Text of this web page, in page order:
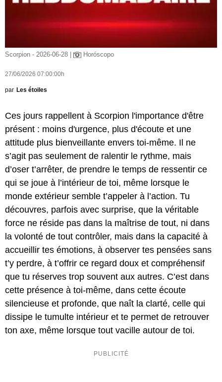
Scorpion - 2026-06-28 | Horóscopo
27/06/2026 07:00:00h
par Les étoiles
Ces jours rappellent à Scorpion l'importance d'être
présent : moins d'urgence, plus d'écoute et une
attitude plus bienveillante envers toi-même. Il ne
s’agit pas seulement de ralentir le rythme, mais
d’oser t’arrêter, de prendre le temps de ressentir ce
qui se joue à l’intérieur de toi, même lorsque le
monde extérieur semble t’appeler à l’action. Tu
découvres, parfois avec surprise, que la véritable
force ne réside pas dans la maîtrise de tout, ni dans
la volonté de tout contrôler, mais dans la capacité à
accueillir tes émotions, à observer tes pensées sans
t’y perdre, à t’offrir ce regard doux et compréhensif
que tu réserves trop souvent aux autres. C’est dans
cette présence à toi-même, dans cette écoute
silencieuse et profonde, que naît la clarté, celle qui
dissipe le tumulte intérieur et te permet de retrouver
ton axe, même lorsque tout vacille autour de toi.